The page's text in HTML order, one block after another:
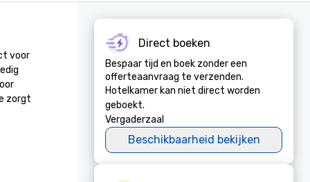
voor
zorgt
Direct boeken
Bespaar tijd en boek zonder een
offerteaanvraag te verzenden.
Hotelkamer kan niet direct worden
geboekt.
Vergaderzaal
Beschikbaarheid bekijken